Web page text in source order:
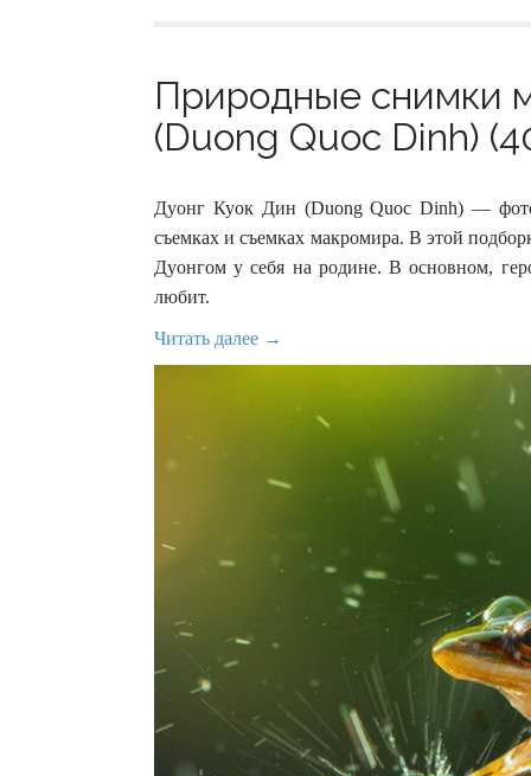
Природные снимки
(Duong Quoc Dinh)
Дуонг Куок Дин (Duong Quoc Dinh) —
съемках и съемках макромира. В этой
Дуонгом у себя на родине. В основном,
любит.
Читать далее →